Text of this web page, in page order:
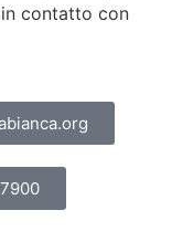
contatto con